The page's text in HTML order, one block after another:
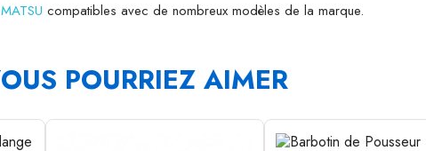
compatibles avec de nombreux modèles de la marque.
POURRIEZ AIMER